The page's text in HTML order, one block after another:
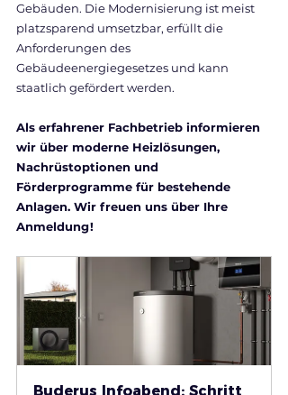
Gebäuden. Die Modernisierung ist meist
platzsparend umsetzbar, erfüllt die
Anforderungen des
Gebäudeenergiegesetzes und kann
staatlich gefördert werden.
Als erfahrener Fachbetrieb informieren
wir über moderne Heizlösungen,
Nachrüstoptionen und
Förderprogramme für bestehende
Anlagen. Wir freuen uns über Ihre
Anmeldung !
Buderus Infoabend: Schritt